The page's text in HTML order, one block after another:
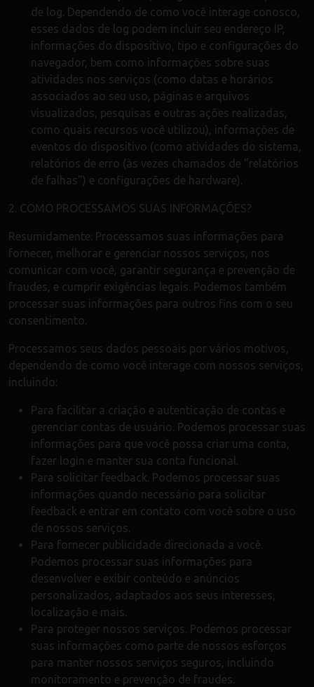
de log. Dependendo de como você interage conosco,
esses dados de log podem incluir seu endereço IP,
informações do dispositivo, tipo e configurações do
navegador, bem como informações sobre suas
atividades nos serviços (como datas e horários
associados ao seu uso, páginas e arquivos
visualizados, pesquisas e outras ações realizadas,
como quais recursos você utilizou), informações de
eventos do dispositivo (como atividades do sistema,
relatórios de erro (às vezes chamados de "relatórios
de falhas") e configurações de hardware).
2. COMO PROCESSAMOS SUAS INFORMAÇÕES?
Resumidamente: Processamos suas informações para
fornecer, melhorar e gerenciar nossos serviços, nos
comunicar com você, garantir segurança e prevenção de
fraudes, e cumprir exigências legais. Podemos também
processar suas informações para outros fins com o seu
consentimento.
Processamos seus dados pessoais por vários motivos,
dependendo de como você interage com nossos serviços,
incluindo:
Para facilitar a criação e autenticação de contas e
gerenciar contas de usuário. Podemos processar suas
informações para que você possa criar uma conta,
fazer login e manter sua conta funcional.
Para solicitar feedback. Podemos processar suas
informações quando necessário para solicitar
feedback e entrar em contato com você sobre o uso
de nossos serviços.
Para fornecer publicidade direcionada a você.
Podemos processar suas informações para
desenvolver e exibir conteúdo e anúncios
personalizados, adaptados aos seus interesses,
localização e mais.
Para proteger nossos serviços. Podemos processar
suas informações como parte de nossos esforços
para manter nossos serviços seguros, incluindo
monitoramento e prevenção de fraudes.